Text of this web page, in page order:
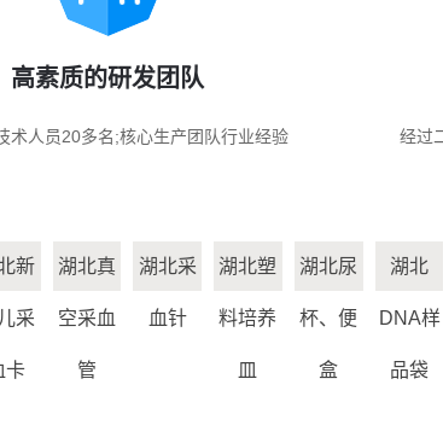
高素质的研发团队
术人员20多名;核心生产团队行业经验
经过
新
采
卡
湖北真
空采血
管
湖北采
血针
湖北塑
料培养
皿
湖北尿
杯、便
盒
湖北
DNA样
品袋